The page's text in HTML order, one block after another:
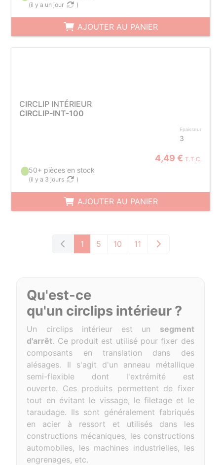
(il y a un jour )
AJOUTER AU PANIER
CIRCLIP INTÉRIEUR
CIRCLIP-INT-100
Epaisseur
3
4,49 € T.T.C.
50+ pièces en stock
(il y a 3 jours )
AJOUTER AU PANIER
1 5 10 11
Qu'est-ce
qu'un circlips intérieur ?
Un circlips intérieur est un segment
d'arrêt. Ce produit est utilisé pour fixer des
composants en translation dans des
alésages.
Il s'agit d'un anneau métallique
semi-flexible dont l'extrémité est
ouverte. Ces produits permettent de fixer
tout en évitant le vissage, le filetage et le
taraudage. Ils sont généralement fabriqués
en acier à ressort et utilisés dans les
constructions mécaniques, les constructions
automobiles, les machines industrielles, les
engrenages, etc.